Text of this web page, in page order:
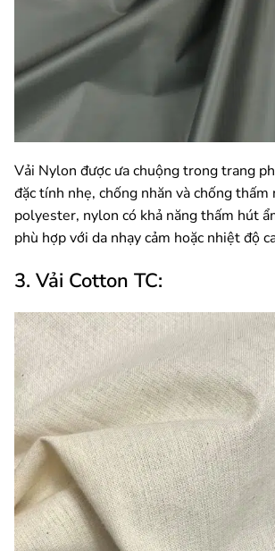
Vải Nylon được ưa chuộng trong trang
đặc tính nhẹ, chống nhăn và chống thấm
polyester, nylon có khả năng thấm hút
phù hợp với da nhạy cảm hoặc nhiệt độ
3. Vải Cotton TC: